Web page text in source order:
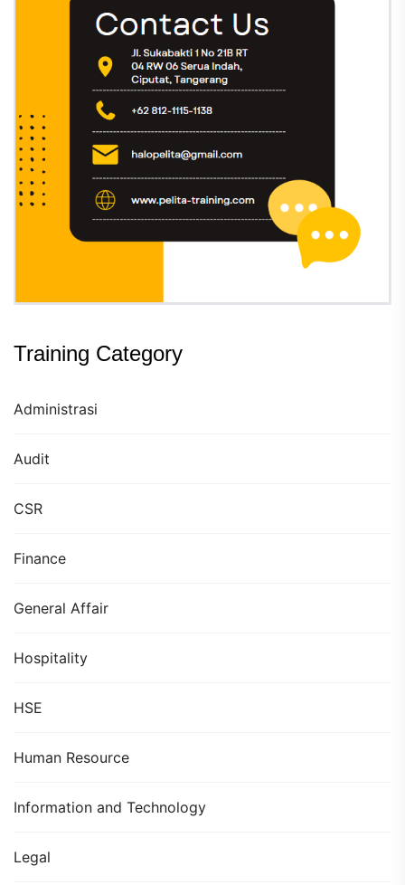
Training Category
Administrasi
Audit
CSR
Finance
General Affair
Hospitality
HSE
Human Resource
Information and Technology
Legal